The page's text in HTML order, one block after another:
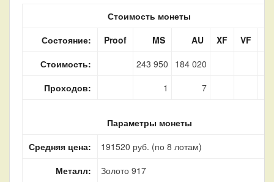
Стоимость монеты
Состояние:
Proof MS AU XF VF
Стоимость:
243 950
184 020
Проходов:
1 7
Параметры монеты
Средняя цена:
191520 руб. (по 8 лотам)
Металл:
Золото 917